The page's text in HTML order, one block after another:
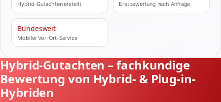
Hybrid-Gutachten erstellt Erstbewertung nach Anfrage
Bundesweit
Mobiler Vor-Ort-Service
Hybrid-Gutachten – fachkundige
Bewertung von Hybrid- & Plug-in-
Hybriden